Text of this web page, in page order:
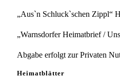
„Aus`n Schluck`schen Zippl“
„Warnsdorfer Heimatbrief /
Abgabe erfolgt zur Privaten
Heimatblätter